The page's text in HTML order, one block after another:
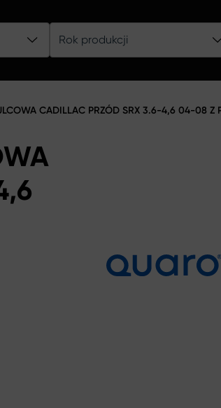
Rok produkcji
CADILLAC PRZÓD SRX 3.6-4,6 04-08 Z